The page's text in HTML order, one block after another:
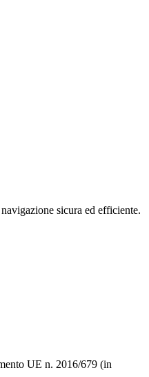
sicura ed efficiente.
UE n. 2016/679 (in